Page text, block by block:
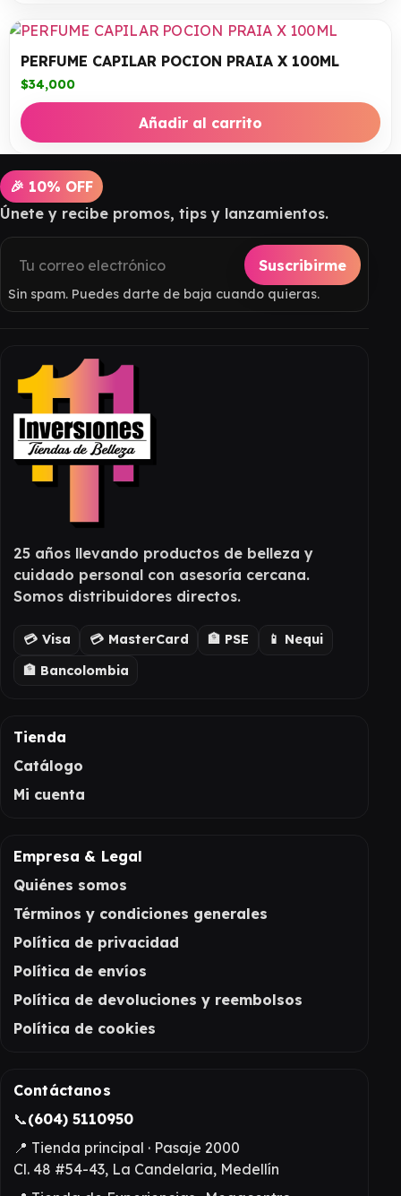
PERFUME CAPILAR POCION PRAIA X 100ML
$34,000
Añadir al carrito
🎉 10% OFF
Únete y recibe promos, tips y lanzamientos.
Suscribirme
Sin spam. Puedes darte de baja cuando quieras.
25 años llevando productos de belleza y
cuidado personal con asesoría cercana.
Somos distribuidores directos.
💳 Visa 💳 MasterCard 🏦 PSE
📱 Nequi
🏦 Bancolombia
Tienda
Catálogo
Mi cuenta
Empresa & Legal
Quiénes somos
Términos y condiciones generales
Política de privacidad
Política de envíos
Política de devoluciones y reembolsos
Política de cookies
Contáctanos
📞(604) 5110950
📍 Tienda principal · Pasaje 2000
Cl. 48 #54-43, La Candelaria, Medellín